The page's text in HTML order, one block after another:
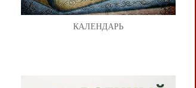
КАЛЕНДАРЬ